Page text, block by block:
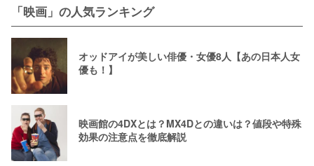
「映画」の人気ランキング
オッドアイが美しい俳優・女優8人【あの日本人女
優も！】
映画館の4DXとは？MX4Dとの違いは？値段や特殊
効果の注意点を徹底解説